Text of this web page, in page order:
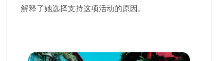
解释了她选择支持这项活动的原因。